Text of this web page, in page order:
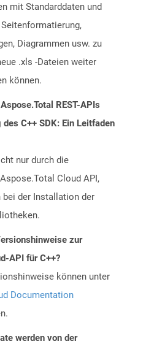
mit Standarddaten und
Diagrammen usw. zu
.xls -Dateien weiter
können.
REST-APIs
C++ SDK: Ein Leitfaden
nur durch die
Cloud API,
der Installation der
zur
API für C++?
können unter
Documentation
werden von der